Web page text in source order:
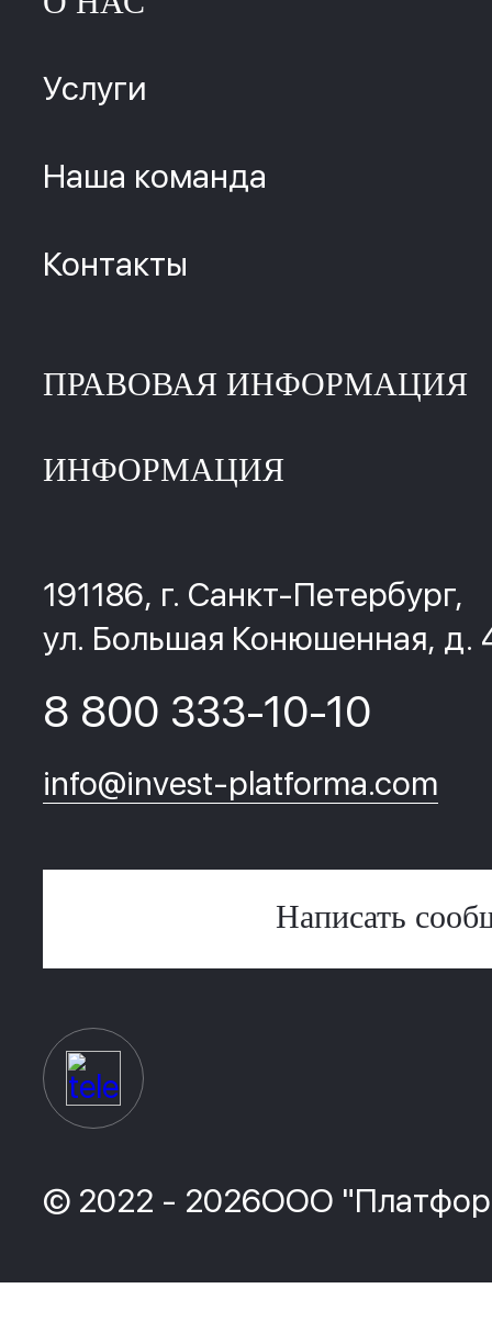
Услуги
Наша команда
Контакты
ПРАВОВАЯ ИНФОРМАЦИЯ
ИНФОРМАЦИЯ
191186, г. Санкт-Петербург,
ул. Большая Конюшенная, д.
8 800 333-10-10
info@invest-platforma.com
Написать
© 2022 - 2026ООО